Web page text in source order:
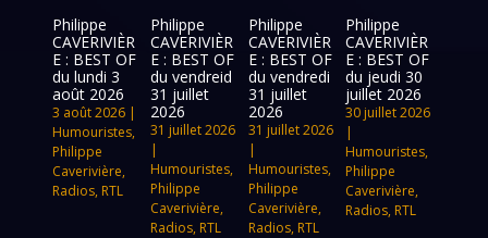
Philippe
CAVERIVIÈR
E : BEST OF
du lundi 3
août 2026
3 août 2026 |
Humouristes,
Philippe
Caverivière,
Radios, RTL
Philippe
CAVERIVIÈR
E : BEST OF
du vendreid
31 juillet
2026
31 juillet 2026
|
Humouristes,
Philippe
Caverivière,
Radios, RTL
Philippe
CAVERIVIÈR
E : BEST OF
du vendredi
31 juillet
2026
31 juillet 2026
|
Humouristes,
Philippe
Caverivière,
Radios, RTL
Philippe
CAVERIVIÈR
E : BEST OF
du jeudi 30
juillet 2026
30 juillet 2026
|
Humouristes,
Philippe
Caverivière,
Radios, RTL